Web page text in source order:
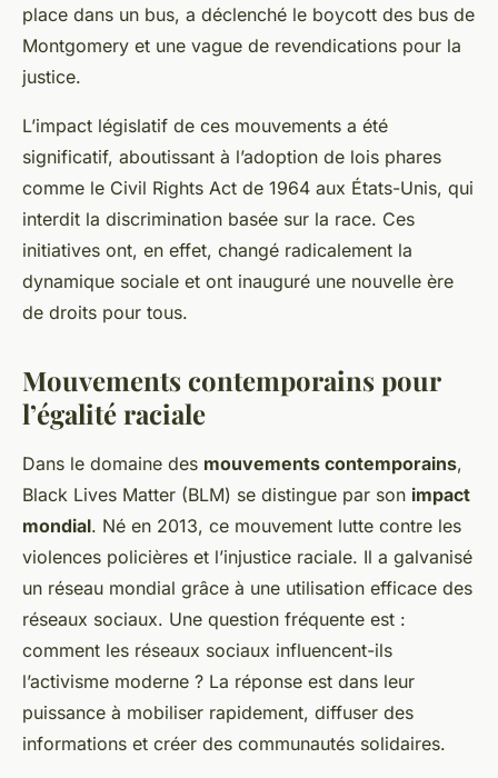
place dans un bus, a déclenché le boycott des bus de
Montgomery et une vague de revendications pour la
justice.
L’impact législatif de ces mouvements a été
significatif, aboutissant à l’adoption de lois phares
comme le Civil Rights Act de 1964 aux États-Unis, qui
interdit la discrimination basée sur la race. Ces
initiatives ont, en effet, changé radicalement la
dynamique sociale et ont inauguré une nouvelle ère
de droits pour tous.
Mouvements contemporains pour
l’égalité raciale
Dans le domaine des mouvements contemporains,
Black Lives Matter (BLM) se distingue par son impact
mondial. Né en 2013, ce mouvement lutte contre les
violences policières et l’injustice raciale. Il a galvanisé
un réseau mondial grâce à une utilisation efficace des
réseaux sociaux. Une question fréquente est :
comment les réseaux sociaux influencent-ils
l’activisme moderne ? La réponse est dans leur
puissance à mobiliser rapidement, diffuser des
informations et créer des communautés solidaires.